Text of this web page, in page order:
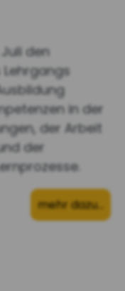
den
in der
der Arbeit
der
mehr dazu…